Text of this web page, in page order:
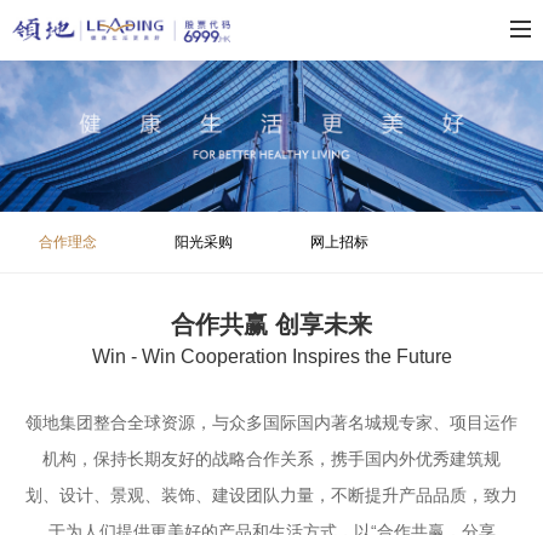
合作理念 阳光采购 网上招标
合作共赢 创享未来
Win - Win Cooperation Inspires the Future
领地集团整合全球资源，与众多国际国内著名城规专家、项目运作
机构，保持长期友好的战略合作关系，携手国内外优秀建筑规
划、设计、景观、装饰、建设团队力量，不断提升产品品质，致力